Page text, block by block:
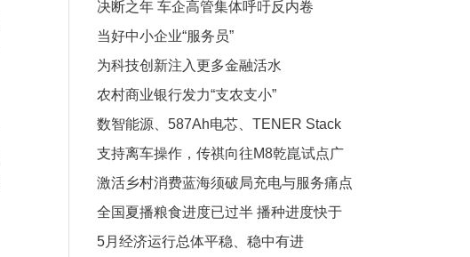
决断之年 车企高管集体呼吁反内卷
当好中小企业“服务员”
为科技创新注入更多金融活水
农村商业银行发力“支农支小”
数智能源、587Ah电芯、TENER Stack
等悉数亮相，宁德时代登录2025 SNEC
上海光伏展宁德时代
支持离车操作，传祺向往M8乾崑试点广
州白云机场泊车代驾VPD
激活乡村消费蓝海须破局充电与服务痛点
全国夏播粮食进度已过半 播种进度快于
常年
5月经济运行总体平稳、稳中有进